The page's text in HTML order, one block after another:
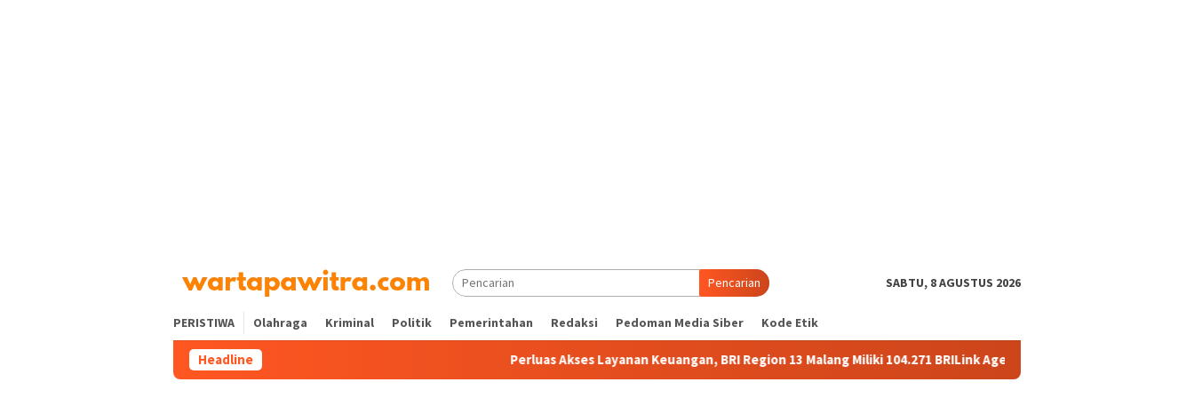
Pencarian SABTU, 8 AGUSTUS 2026
PERISTIWA Olahraga Kriminal Politik Pemerintahan Redaksi Pedoman Media Siber Kode Etik
Headline Perluas Akses Layanan Keuangan, BRI Region 13 Malang Miliki 104.271 BRILink Agen AgenBRILink Jadi Andalan, BRI